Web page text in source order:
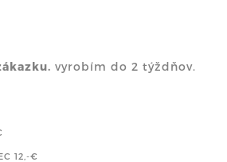
vyrobím do 2 týždňov.
12,-€